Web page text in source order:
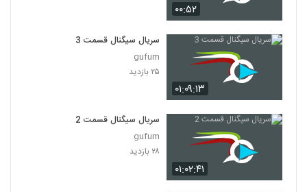
۰۰:۵۲
۰۱:۰۹:۱۳
سریال سیگنال قسمت 3
gufum
۲۵ بازدید
۰۱:۰۲:۴۱
سریال سیگنال قسمت 2
gufum
۲۸ بازدید